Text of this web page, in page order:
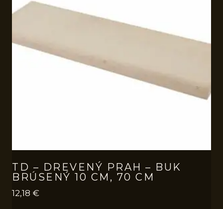
TD – DREVENÝ PRAH – BUK
BRÚSENÝ 10 CM, 70 CM
12,18 €